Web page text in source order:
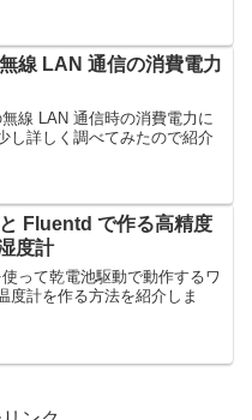
線 LAN 通信の消費電力
線 LAN 通信時の消費電力に
し詳しく調べてみたので紹介
Fluentd で作る高精度
度計
って乾電池駆動で動作するワ
度計を作る方法を紹介しま